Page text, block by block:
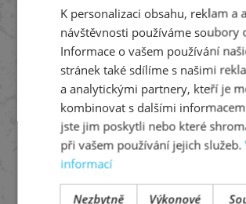
FORMULÁŘ
Souhlasím sezpracováním osobních
K personalizaci obsahu, reklam a
návštěvnosti používáme soubory
Informace o vašem používání
stránek také sdílíme s našimi
a analytickými partnery, kteří je
kombinovat s dalšími
jste jim poskytli nebo které
při vašem používání jejich služeb.
informací
Nezbytně
Výkonové